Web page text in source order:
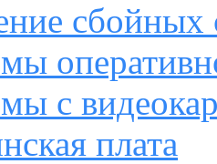
сбойных
с
плата